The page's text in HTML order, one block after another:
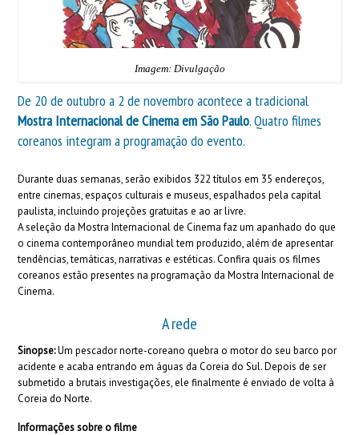
Imagem: Divulgação
De 20 de outubro a 2 de novembro acontece a tradicional
Mostra Internacional de Cinema em São Paulo. Quatro filmes
coreanos integram a programação do evento.
Durante duas semanas, serão exibidos 322 títulos em 35 endereços,
entre cinemas, espaços culturais e museus, espalhados pela capital
paulista, incluindo projeções gratuitas e ao ar livre.
A seleção da Mostra Internacional de Cinema faz um apanhado do que
o cinema contemporâneo mundial tem produzido, além de apresentar
tendências, temáticas, narrativas e estéticas. Confira quais os filmes
coreanos estão presentes na programação da Mostra Internacional de
Cinema.
A rede
Sinopse:Um pescador norte-coreano quebra o motor do seu barco por
acidente e acaba entrando em águas da Coreia do Sul. Depois de ser
submetido a brutais investigações, ele finalmente é enviado de volta à
Coreia do Norte.
Informações sobre o filme